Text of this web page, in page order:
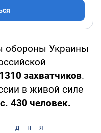
обороны Украины
1310 захватчиков.
в живой силе
430 человек.
дня